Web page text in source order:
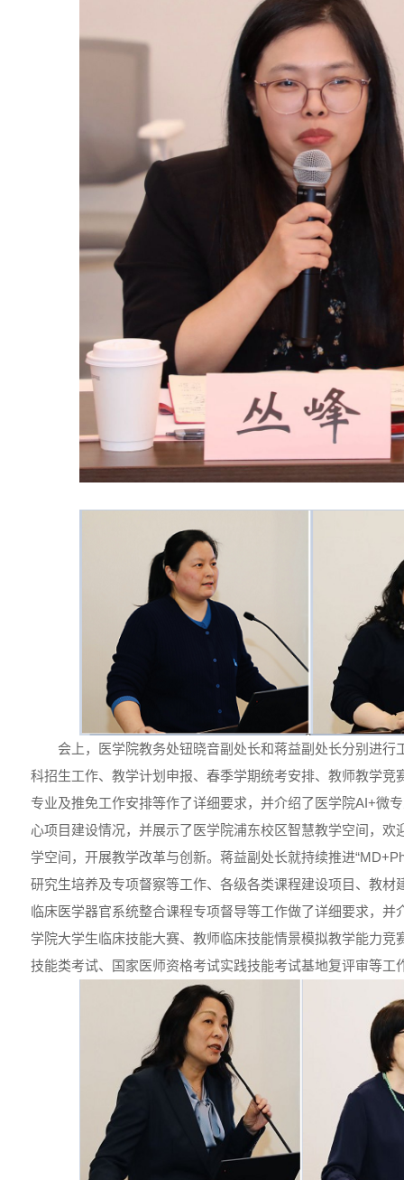
会上，医学院教务处钮晓音副处长和蒋益副处长分别进行
科招生工作、教学计划申报、春季学期统考安排、教师教学竞
专业及推免工作安排等作了详细要求，并介绍了医学院AI+微
心项目建设情况，并展示了医学院浦东校区智慧教学空间，欢
学空间，开展教学改革与创新。蒋益副处长就持续推进
研究生培养及专项督察等工作、各级各类课程建设项目、教材
临床医学器官系统整合课程专项督导等工作做了详细要求，并
学院大学生临床技能大赛、教师临床技能情景模拟教学能力竞
技能类考试、国家医师资格考试实践技能考试基地复评审等工